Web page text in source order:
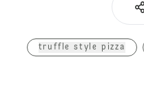
truffle style pizza